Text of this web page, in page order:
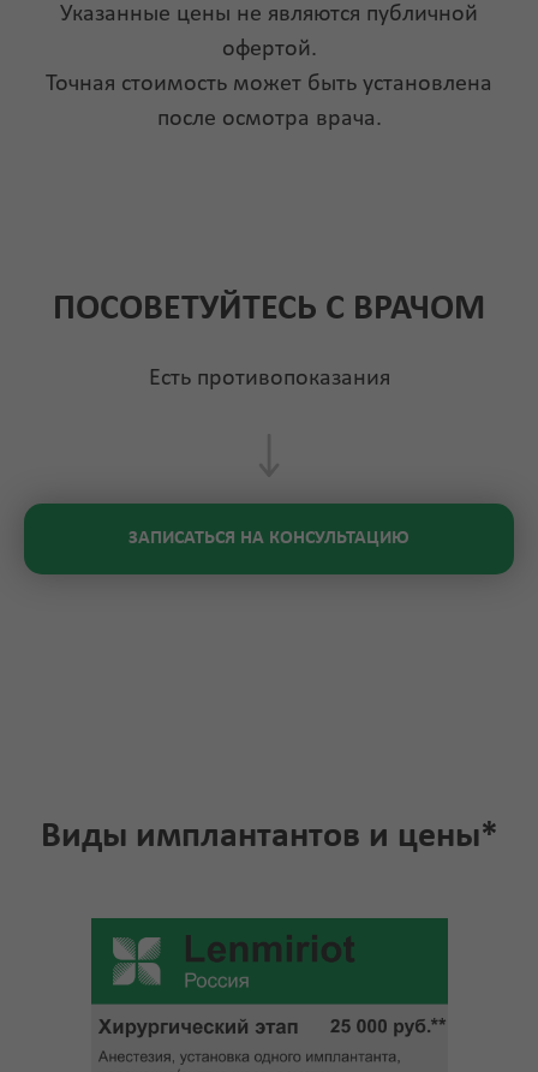
Указанные цены не являются публичной
офертой.
Точная стоимость может быть установлена
после осмотра врача.
ПОСОВЕТУЙТЕСЬ С ВРАЧОМ
Есть противопоказания
ЗАПИСАТЬСЯ НА КОНСУЛЬТАЦИЮ
Виды имплантантов и цены*